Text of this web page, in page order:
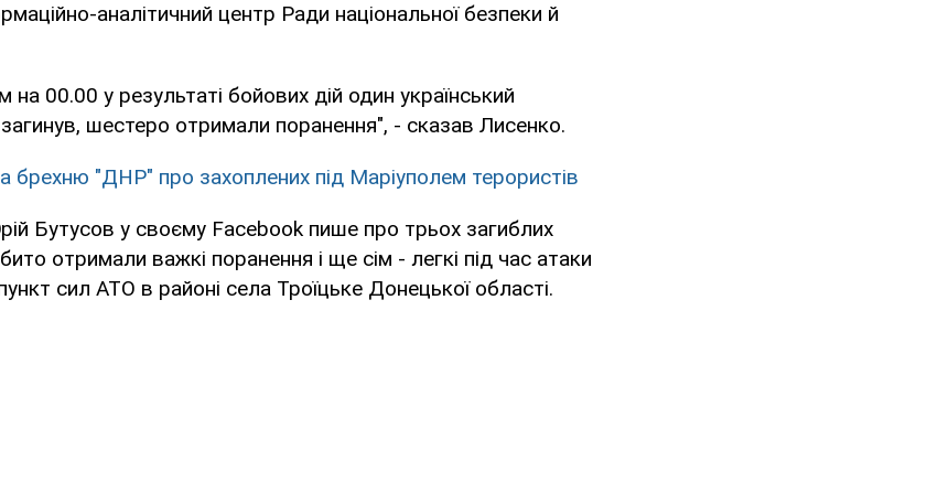
аналітичний центр Ради національної безпеки й
00.00 у результаті бойових дій один український
шестеро отримали поранення", - сказав Лисенко.
брехню "ДНР" про захоплених під Маріуполем терористів
Бутусов у своєму Facebook пише про трьох загиблих
отримали важкі поранення і ще сім - легкі під час атаки
сил АТО в районі села Троїцьке Донецької області.